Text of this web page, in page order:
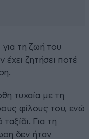
τη ζωή του
έχει ζητήσει ποτέ
τυχαία με τη
φίλους του, ενώ
Για τη
δεν ήταν